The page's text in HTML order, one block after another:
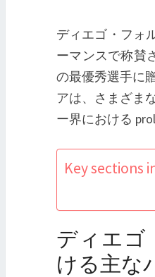
ディエゴ・フォ
ーマンスで称賛
の最優秀選手に
アは、さまざま
ー界における
Key sections
ディエゴ
ける主な